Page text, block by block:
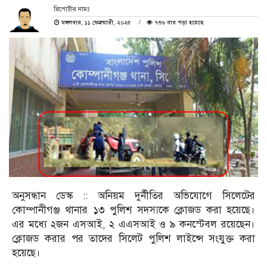
রিপোর্টার নামঃ
মঙ্গলবার, ১১ ফেব্রুয়ারী, ২০২৫
৭৩৬ বার পড়া হয়েছে
অনুসন্ধান ডেস্ক :: অনিয়ম দুর্নীতির অভিযোগে সিলেটের
কোম্পানীগঞ্জ থানার ১৩ পুলিশ সদস্যকে ক্লোজড করা হয়েছে।
এর মধ্যে ২জন এসআই, ২ এএসআই ও ৯ কনস্টেবল রয়েছেন।
ক্লোজড করার পর তাদের সিলেট পুলিশ লাইন্সে সংযুক্ত করা
হয়েছে।